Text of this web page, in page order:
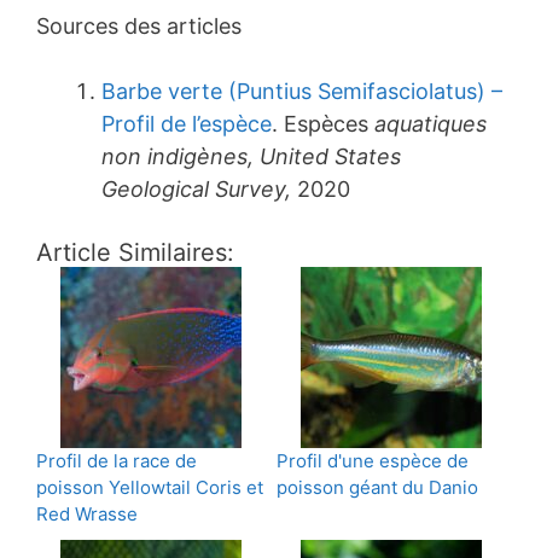
Sources des articles
Barbe verte (Puntius Semifasciolatus) –
Profil de l’espèce. Espèces aquatiques
non indigènes, United States
Geological Survey, 2020
Article Similaires:
Profil de la race de
poisson Yellowtail Coris et
Red Wrasse
Profil d'une espèce de
poisson géant du Danio